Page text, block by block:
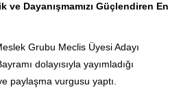
ve Dayanışmamızı Güçlendiren En
Grubu Meclis Üyesi Adayı
dolayısıyla yayımladığı
paylaşma vurgusu yaptı.